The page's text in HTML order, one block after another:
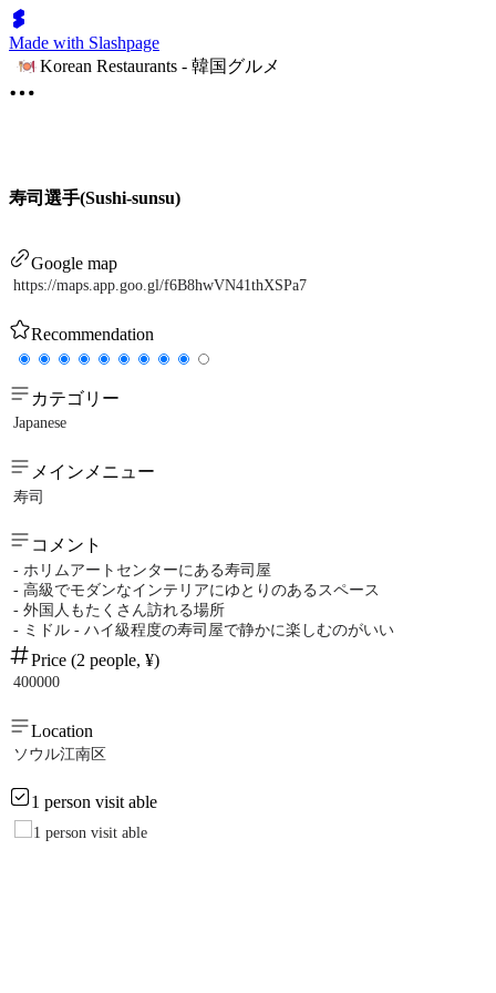
Made with Slashpage
Korean Restaurants - 韓国グルメ
寿司選手(Sushi-sunsu)
Google map
https://maps.app.goo.gl/f6B8hwVN41thXSPa7
Recommendation
カテゴリー
Japanese
メインメニュー
寿司
コメント
- ホリムアートセンターにある寿司屋
- 高級でモダンなインテリアにゆとりのあるスペース
- 外国人もたくさん訪れる場所
- ミドル - ハイ級程度の寿司屋で静かに楽しむのがいい
Price (2 people, ¥)
400000
Location
ソウル江南区
1 person visit able
1 person visit able